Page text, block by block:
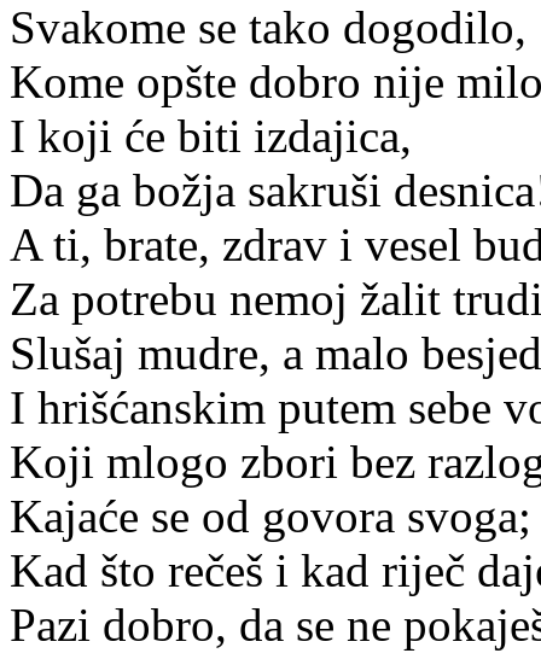
Svakome se tako dogodilo,
Kome opšte dobro nije
I koji će biti izdajica,
Da ga božja sakruši
A ti, brate, zdrav i vesel
Za potrebu nemoj žalit
Slušaj mudre, a malo
I hrišćanskim putem sebe
Koji mlogo zbori bez
Kajaće se od govora svoga;
Kad što rečeš i kad riječ
Pazi dobro, da se ne